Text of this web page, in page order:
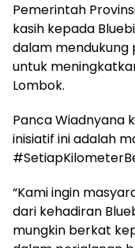
Pemerintah
kasih kepada
dalam
untuk
Lombok.
Panca Wiadnyana
inisiatif ini adalah
“Kami ingin
dari kehadiran
mungkin berkat